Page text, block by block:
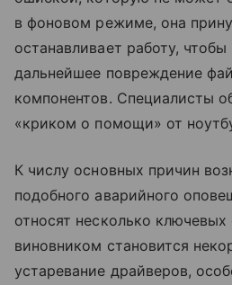
в фоновом режиме, она
останавливает работу, чтобы
дальнейшее повреждение
компонентов. Специалисты
«криком о помощи» от
К числу основных причин
подобного аварийного
относят несколько
виновником становится
устаревание драйверов,